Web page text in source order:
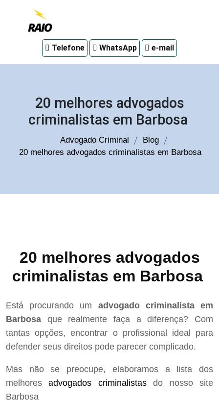
em
Telefone WhatsApp e-mail
20 melhores advogados
criminalistas em Barbosa
Advogado Criminal
Blog
20 melhores advogados criminalistas em Barbosa
20 melhores advogados
criminalistas em Barbosa
Está procurando um advogado criminalista em
Barbosa que realmente faça a diferença? Com
tantas opções, encontrar o profissional ideal para
defender seus direitos pode parecer complicado.
Mas não se preocupe, elaboramos a lista dos
melhoresadvogados criminalistasdo nosso site
Barbosa